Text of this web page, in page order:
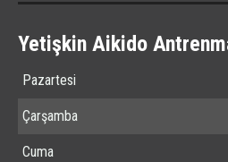
Yetişkin Aikido
Pazartesi
Çarşamba
Cuma